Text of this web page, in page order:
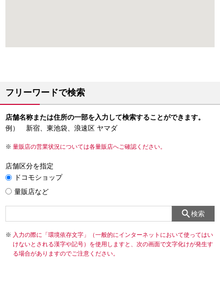
フリーワードで検索
店舗名称または住所の一部を入力して検索することができます。
例） 新宿、東池袋、浪速区 ヤマダ
量販店の営業状況については各量販店へご確認ください。
店舗区分を指定
ドコモショップ
量販店など
検索
入力の際に「環境依存文字」（一般的にインターネットにおいて使ってはい
けないとされる漢字や記号）を使用しますと、次の画面で文字化けが発生す
る場合がありますのでご注意ください。